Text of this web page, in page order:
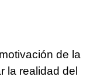
de la
la realidad del